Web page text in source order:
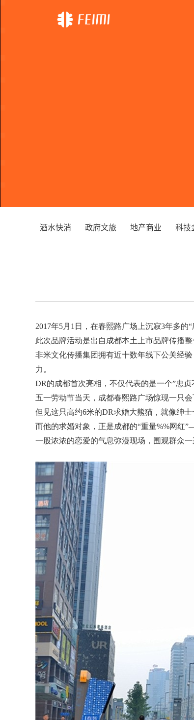
酒水快消 政府文旅 地产商业 科技
2017年5月1日，在春熙路广场上沉寂3年多
此次品牌活动是出自成都本土上市品牌传播
非米文化传播集团拥有近十数年线下公关经
力。
DR的成都首次亮相，不仅代表的是一个”忠
五一劳动节当天，成都春熙路广场惊现一只
但见这只高约6米的DR求婚大熊猫，就像绅
而他的求婚对象，正是成都的“重量%%网红
一股浓浓的恋爱的气息弥漫现场，围观群众一